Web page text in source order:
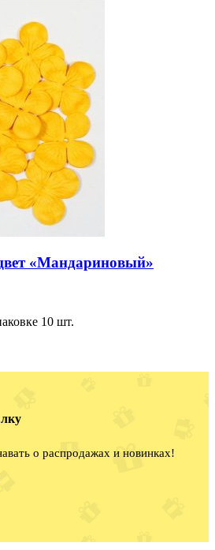
«Мандариновый»
10 шт.
о распродажах и новинках!